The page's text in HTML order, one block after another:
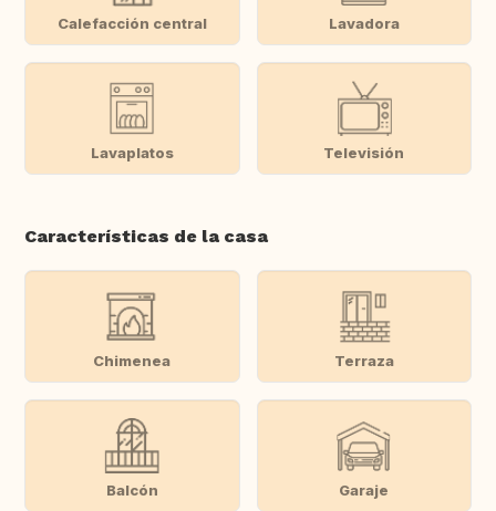
Calefacción central Lavadora
Lavaplatos Televisión
Características de la casa
Chimenea Terraza
Balcón Garaje